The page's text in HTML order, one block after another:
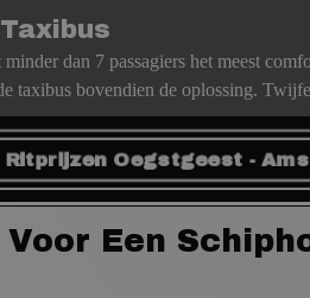
dan 7 passagiers het meest
taxibus bovendien de oplossing.
Ritprijzen Oegstgeest -
Een